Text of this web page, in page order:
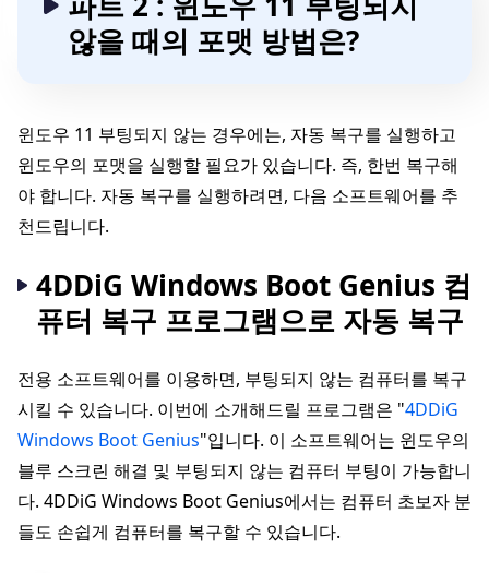
않을 때의 포맷 방법은?
윈도우 11 부팅되지 않는 경우에는, 자동 복구를 실행하고
윈도우의 포맷을 실행할 필요가 있습니다. 즉, 한번 복구해
야 합니다. 자동 복구를 실행하려면, 다음 소프트웨어를 추
천드립니다.
4DDiG Windows Boot Genius 컴
퓨터 복구 프로그램으로 자동 복구
전용 소프트웨어를 이용하면, 부팅되지 않는 컴퓨터를 복구
시킬 수 있습니다. 이번에 소개해드릴 프로그램은 "4DDiG
Windows Boot Genius"입니다. 이 소프트웨어는 윈도우의
블루 스크린 해결 및 부팅되지 않는 컴퓨터 부팅이 가능합니
다. 4DDiG Windows Boot Genius에서는 컴퓨터 초보자 분
들도 손쉽게 컴퓨터를 복구할 수 있습니다.